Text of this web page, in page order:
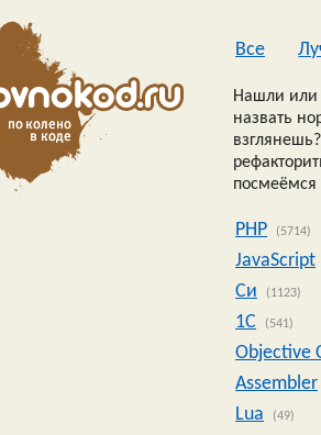
Все
Нашли или
назвать
посмеёмся
PHP (5714)
JavaScript
Си
(1123)
1C (541)
Objective
Assembler
Lua
(49)